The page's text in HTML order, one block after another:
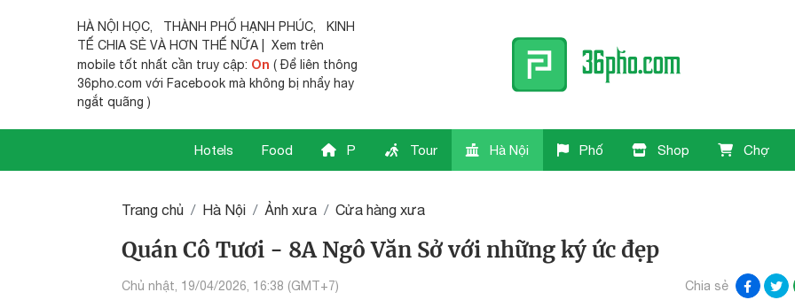
HÀ NỘI HỌC, THÀNH PHỐ HẠNH PHÚC,
KINH
TẾ CHIA SẺ VÀ HƠN THẾ NỮA | Xem trên
mobile tốt nhất cần truy cập: On ( Để liên thông
36pho.com với Facebook mà không bị nhẩy hay
ngắt quãng )
Hotels Food P Tour Hà Nội Phố Shop Chợ
Trang chủ Hà Nội Ảnh xưa Cửa hàng xưa
Quán Cô Tươi - 8A Ngô Văn Sở với những ký ức đẹp
Chủ nhật, 19/04/2026, 16:38 (GMT+7) Chia sẻ